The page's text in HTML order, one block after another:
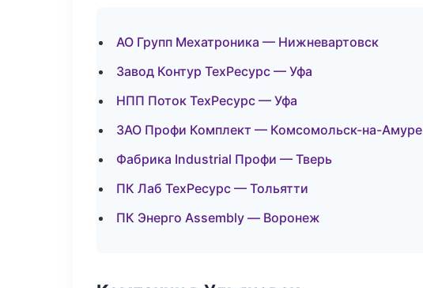
АО Групп Мехатроника — Нижневартовск
Завод Контур ТехРесурс — Уфа
НПП Поток ТехРесурс — Уфа
ЗАО Профи Комплект — Комсомольск-на-Амуре
Фабрика Industrial Профи — Тверь
ПК Лаб ТехРесурс — Тольятти
ПК Энерго Assembly — Воронеж